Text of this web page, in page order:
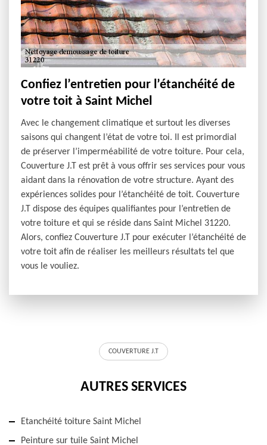
Confiez l’entretien pour l’étanchéité de
votre toit à Saint Michel
Avec le changement climatique et surtout les diverses
saisons qui changent l’état de votre toi. Il est primordial
de préserver l’imperméabilité de votre toiture. Pour cela,
Couverture J.T est prêt à vous offrir ses services pour vous
aidant dans la rénovation de votre structure. Ayant des
expériences solides pour l’étanchéité de toit. Couverture
J.T dispose des équipes qualifiantes pour l’entretien de
votre toiture et qui se réside dans Saint Michel 31220.
Alors, confiez Couverture J.T pour exécuter l’étanchéité de
votre toit afin de réaliser les meilleurs résultats tel que
vous le vouliez.
COUVERTURE J.T
AUTRES SERVICES
Etanchéité toiture Saint Michel
Peinture sur tuile Saint Michel